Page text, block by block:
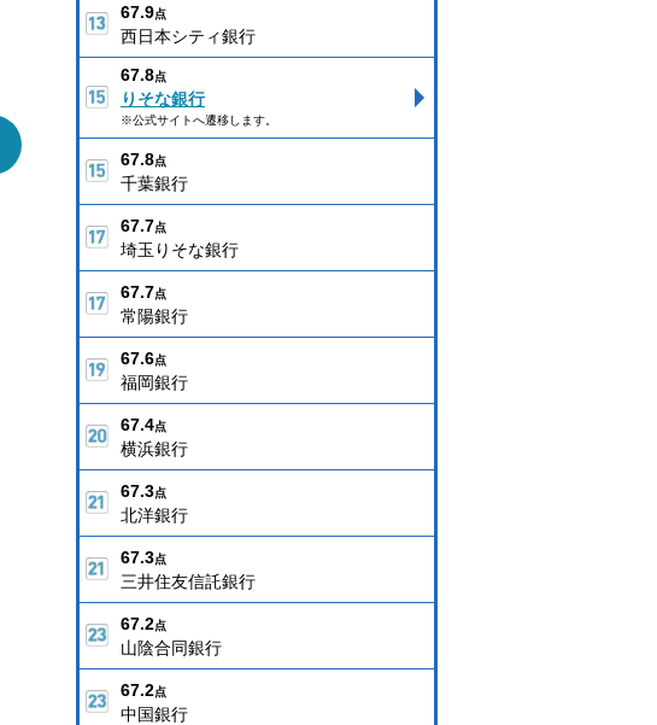
67.9点
西日本シティ銀行
67.8点
りそな銀行
※公式サイトへ遷移します。
67.8点
千葉銀行
67.7点
埼玉りそな銀行
67.7点
常陽銀行
67.6点
福岡銀行
67.4点
横浜銀行
67.3点
北洋銀行
67.3点
三井住友信託銀行
67.2点
山陰合同銀行
67.2点
中国銀行